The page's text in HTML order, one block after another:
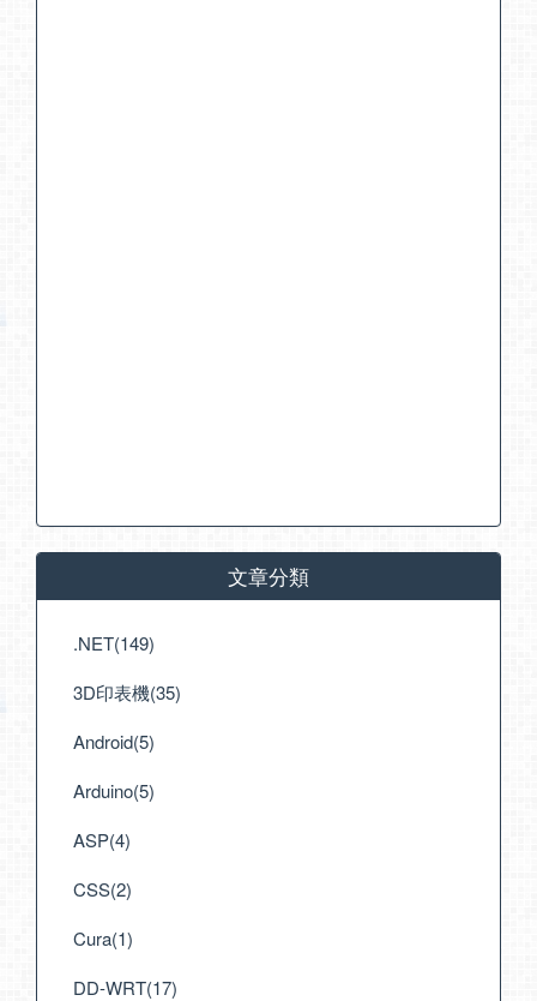
文章分類
.NET(149)
3D印表機(35)
Android(5)
Arduino(5)
ASP(4)
CSS(2)
Cura(1)
DD-WRT(17)